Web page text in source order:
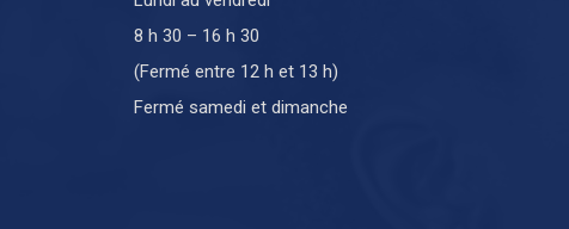
8 h 30 – 16 h 30
(Fermé entre 12 h et 13 h)
Fermé samedi et dimanche